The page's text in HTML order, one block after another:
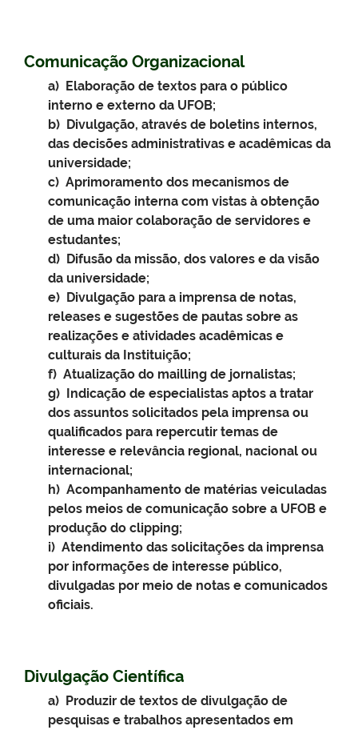
Comunicação Organizacional
a) Elaboração de textos para o público
interno e externo da UFOB;
b) Divulgação, através de boletins internos,
das decisões administrativas e acadêmicas da
universidade;
c) Aprimoramento dos mecanismos de
comunicação interna com vistas à obtenção
de uma maior colaboração de servidores e
estudantes;
d) Difusão da missão, dos valores e da visão
da universidade;
e) Divulgação para a imprensa de notas,
releases e sugestões de pautas sobre as
realizações e atividades acadêmicas e
culturais da Instituição;
f) Atualização do mailling de jornalistas;
g) Indicação de especialistas aptos a tratar
dos assuntos solicitados pela imprensa ou
qualificados para repercutir temas de
interesse e relevância regional, nacional ou
internacional;
h) Acompanhamento de matérias veiculadas
pelos meios de comunicação sobre a UFOB e
produção do clipping;
i) Atendimento das solicitações da imprensa
por informações de interesse público,
divulgadas por meio de notas e comunicados
oficiais.
Divulgação Científica
a) Produzir de textos de divulgação de
pesquisas e trabalhos apresentados em